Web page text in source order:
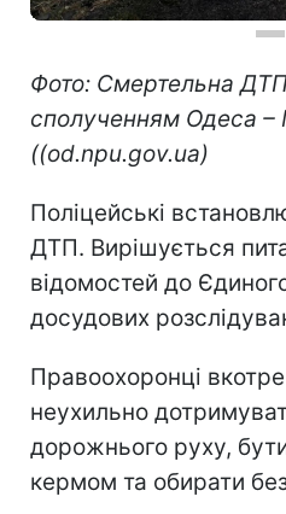
Фото: Смертельна ДТП
сполученням Одеса –
((od.npu.gov.ua)
Поліцейські
ДТП. Вирішується
відомостей до
досудових
Правоохоронці
неухильно
дорожнього руху,
кермом та обирати